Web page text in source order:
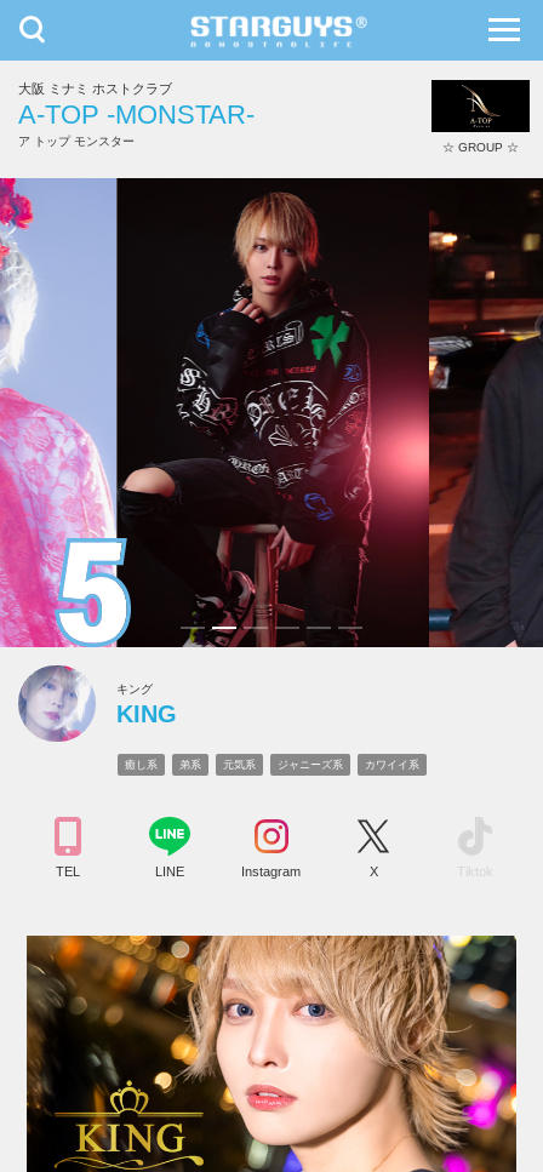
九州・沖縄 北海道・東北
toggle
navigation
大阪 ミナミ ホストクラブ
A-TOP -MONSTAR-
ア トップ モンスター ☆ GROUP ☆
KING
キング
KING
癒し系 弟系 元気系 ジャニーズ系 カワイイ系
TEL LINE Instagram X Tiktok